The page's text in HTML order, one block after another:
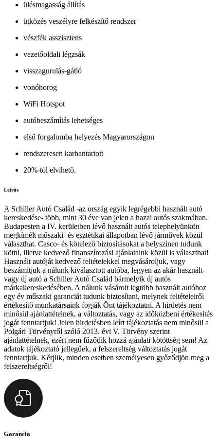
ülésmagasság állítás
ütközés veszélyre felkészítő rendszer
vészfék asszisztens
vezetőoldali légzsák
visszagurulás-gátló
vonóhorog
WiFi Hotspot
autóbeszámítás lehetséges
első forgalomba helyezés Magyarországon
rendszeresen karbantartott
20%-tól elvihető.
Leírás
A Schiller Autó Család -az ország egyik legrégebbi használt autó
kereskedése- több, mint 30 éve van jelen a hazai autós szakmában.
Budapesten a IV. kerületben lévő használt autós telephelyünkön
megkímélt műszaki- és esztétikai állapotban lévő járművek közül
választhat. Casco- és kötelező biztosításokat a helyszínen tudunk
kötni, illetve kedvező finanszírozási ajánlataink közül is választhat!
Használt autóját kedvező feltételekkel megvásároljuk, vagy
beszámítjuk a nálunk kiválasztott autóba, legyen az akár használt-
vagy új autó a Schiller Autó Család bármelyik új autós
márkakereskedésében. A nálunk vásárolt legtöbb használt autóhoz
egy év műszaki garanciát tudunk biztosítani, melynek feltételeiről
értékesítő munkatársaink fogják Önt tájékoztatni. A hirdetés nem
minősül ajánlattételnek, a változtatás, vagy az időközbeni értékesítés
jogát fenntartjuk! Jelen hirdetésben leírt tájékoztatás nem minősül a
Polgári Törvényről szóló 2013. évi V. Törvény szerint
ajánlattételnek, ezért nem fűződik hozzá ajánlati kötöttség sem! Az
adatok tájékoztató jellegűek, a felszereltség változtatás jogát
fenntartjuk. Kérjük, minden esetben személyesen győződjön meg a
felszereltségről!
Garancia